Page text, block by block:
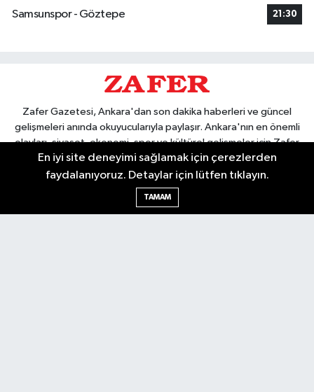
Samsunspor - Göztepe
21:30
Zafer Gazetesi, Ankara'dan son dakika haberleri ve güncel
gelişmeleri anında okuyucularıyla paylaşır. Ankara'nın en önemli
olayları, siyaset, ekonomi, spor ve kültürel gelişmeler için Zafer
Gazetesi'ni takip edin. Başkentin güvendiği haber kaynağı.
En iyi site deneyimi sağlamak için çerezlerden
faydalanıyoruz. Detaylar için lütfen tıklayın.
TAMAM